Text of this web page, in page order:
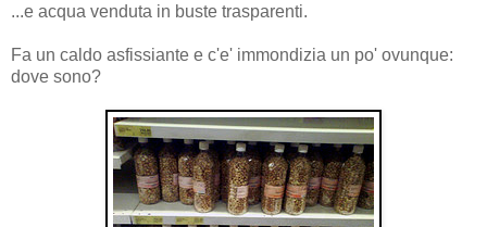
...e acqua venduta in buste trasparenti.
Fa un caldo asfissiante e c'e' immondizia un po' ovunque:
dove sono?